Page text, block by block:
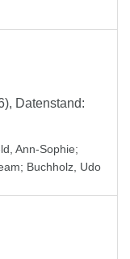
Datenstand:
Ann-Sophie;
; Buchholz, Udo